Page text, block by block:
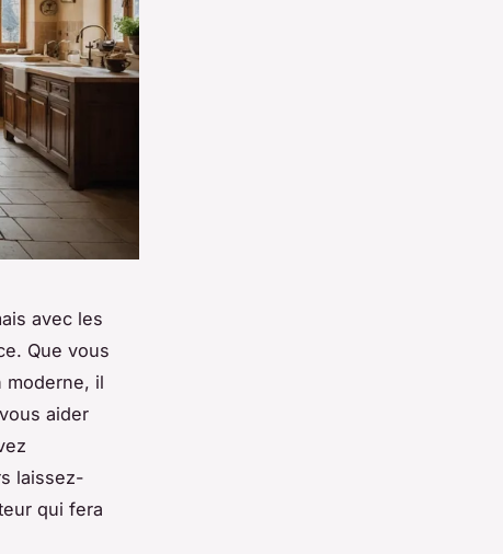
avec les
Que vous
moderne, il
aider
laissez-
qui fera